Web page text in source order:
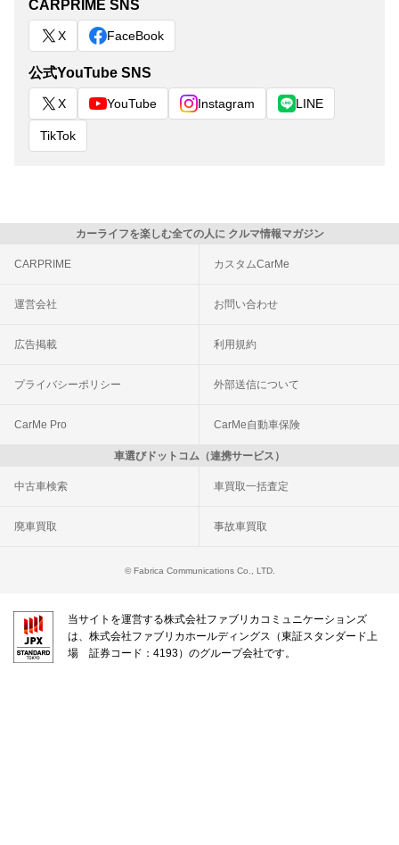
CARPRIME SNS
X FaceBook
公式YouTube SNS
X YouTube Instagram LINE
TikTok
カーライフを楽しむ全ての人に クルマ情報マガジン
CARPRIME カスタムCarMe
運営会社 お問い合わせ
広告掲載 利用規約
プライバシーポリシー 外部送信について
CarMe Pro CarMe自動車保険
車選びドットコム（連携サービス）
中古車検索 車買取一括査定
廃車買取 事故車買取
© Fabrica Communications Co., LTD.
当サイトを運営する株式会社ファブリカコミュニケーションズ
は、株式会社ファブリカホールディングス（東証スタンダード上
場 証券コード：4193）のグループ会社です。